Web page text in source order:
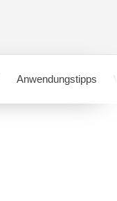
Anwendungstipps